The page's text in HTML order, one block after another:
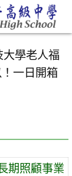
大學老人福
一日開箱
期照顧事業